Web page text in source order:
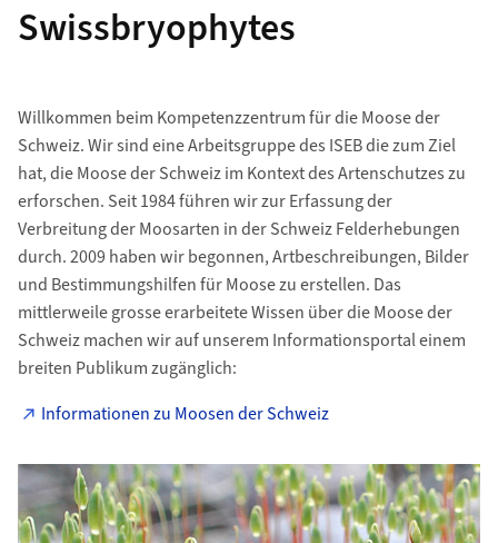
Swissbryophytes
Willkommen beim Kompetenzzentrum für die Moose der
Schweiz. Wir sind eine Arbeitsgruppe des ISEB die zum Ziel
hat, die Moose der Schweiz im Kontext des Artenschutzes zu
erforschen. Seit 1984 führen wir zur Erfassung der
Verbreitung der Moosarten in der Schweiz Felderhebungen
durch. 2009 haben wir begonnen, Artbeschreibungen, Bilder
und Bestimmungshilfen für Moose zu erstellen. Das
mittlerweile grosse erarbeitete Wissen über die Moose der
Schweiz machen wir auf unserem Informationsportal einem
breiten Publikum zugänglich:
Informationen zu Moosen der Schweiz